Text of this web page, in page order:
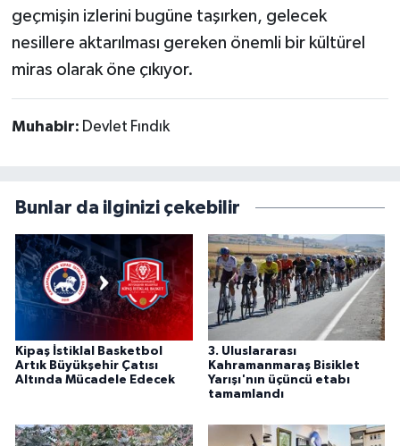
geçmişin izlerini bugüne taşırken, gelecek
nesillere aktarılması gereken önemli bir kültürel
miras olarak öne çıkıyor.
Muhabir: Devlet Fındık
Bunlar da ilginizi çekebilir
Kipaş İstiklal Basketbol
Artık Büyükşehir Çatısı
Altında Mücadele Edecek
3. Uluslararası
Kahramanmaraş Bisiklet
Yarışı'nın üçüncü etabı
tamamlandı